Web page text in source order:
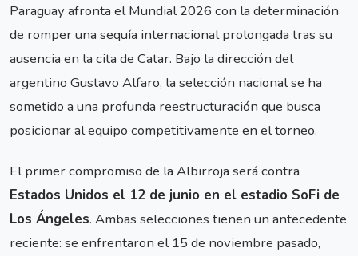
Paraguay afronta el Mundial 2026 con la determinación
de romper una sequía internacional prolongada tras su
ausencia en la cita de Catar. Bajo la dirección del
argentino Gustavo Alfaro, la selección nacional se ha
sometido a una profunda reestructuración que busca
posicionar al equipo competitivamente en el torneo.
El primer compromiso de la Albirroja será contra
Estados Unidos el 12 de junio en el estadio SoFi de
Los Ángeles. Ambas selecciones tienen un antecedente
reciente: se enfrentaron el 15 de noviembre pasado,